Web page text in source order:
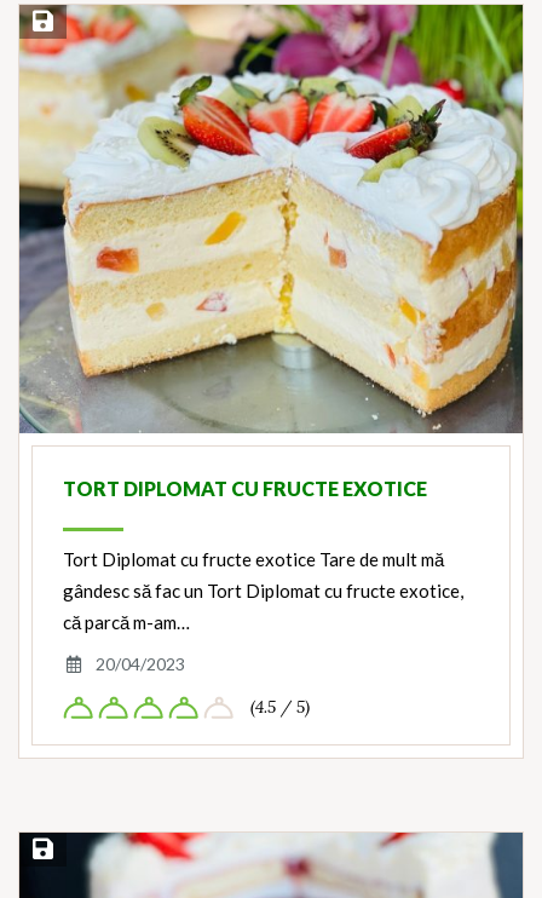
Save Recipe
TORT DIPLOMAT CU FRUCTE EXOTICE
Tort Diplomat cu fructe exotice Tare de mult mă
gândesc să fac un Tort Diplomat cu fructe exotice,
că parcă m-am…
20/04/2023
(4.5 / 5)
Save Recipe